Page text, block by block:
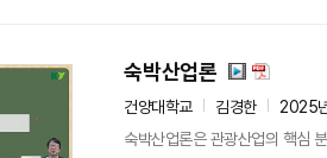
숙박산업론
건양대학교 김경한
2025
숙박산업론은 관광산업의 핵심